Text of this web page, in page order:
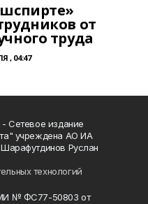
от
труда
, 04:47
- Сетевое издание
учреждена АО ИА
Руслан
технологий
№ ФС77-50803 от